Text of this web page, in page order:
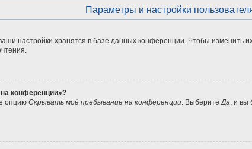
Параметры и настройки
настройки хранятся в базе данных конференции. Чтобы
конференции»?
опцию Скрывать моё пребывание на конференции. ВыберитеДа, и вы